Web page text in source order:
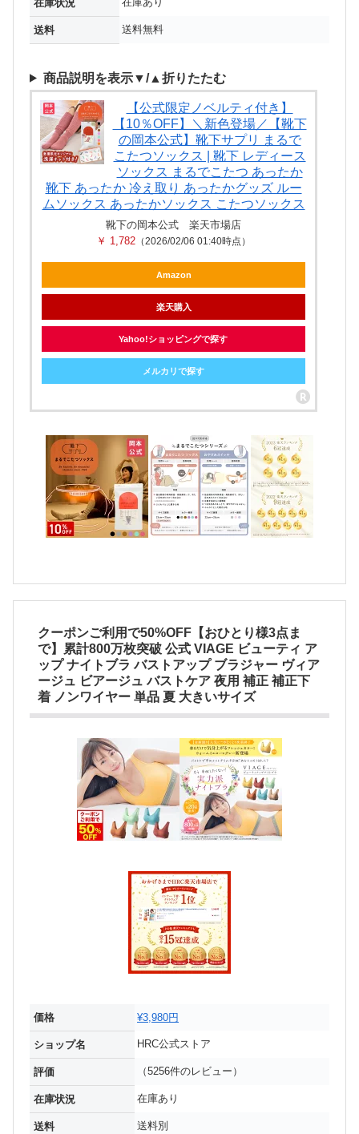
在庫状況
送料 送料無料
商品説明を表示▼/▲折りたたむ
【公式限定ノベルティ付き】
【10％OFF】＼新色登場／【靴下
の岡本公式】靴下サプリ まるで
こたつソックス | 靴下 レディース
ソックス まるでこたつ あったか
靴下 あったか 冷え取り あったかグッズ ルー
ムソックス あったかソックス こたつソックス
靴下の岡本公式 楽天市場店
￥ 1,782 （2026/02/06 01:40時点）
Amazon
楽天購入
Yahoo!ショッピングで探す
メルカリで探す
クーポンご利用で50%OFF【おひとり様3点ま
で】累計800万枚突破 公式 VIAGE ビューティ ア
ップ ナイトブラ バストアップ ブラジャー ヴィア
ージュ ビアージュ バストケア 夜用 補正 補正下
着 ノンワイヤー 単品 夏 大きいサイズ
価格 ¥3,980円
ショップ名 HRC公式ストア
評価 （5256件のレビュー）
在庫状況 在庫あり
送料 送料別